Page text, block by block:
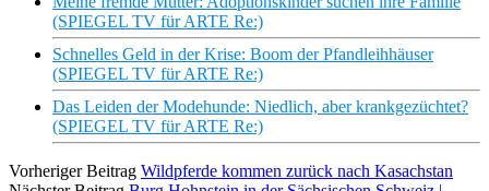
(SPIEGEL TV für ARTE Re:)
Schnelles Geld in der Krise: Boom der Pfandleihhäuser
(SPIEGEL TV für ARTE Re:)
Das Leiden der Modehunde: Niedlich, aber krankgezüchtet?
(SPIEGEL TV für ARTE Re:)
Vorheriger Beitrag Wildpferde kommen zurück nach Kasachstan